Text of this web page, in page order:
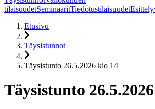
tilaisuudetSeminaaritTiedotustilaisuudet
Etusivu
Täysistunnot
Täysistunto 26.5.2026 klo 14
Täysistunto